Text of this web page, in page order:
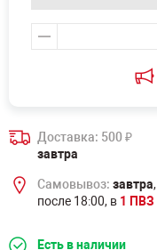
Доставка: 500₽
завтра
Самовывоз: завтра,
после 18:00, в 1 ПВЗ
Есть в наличии